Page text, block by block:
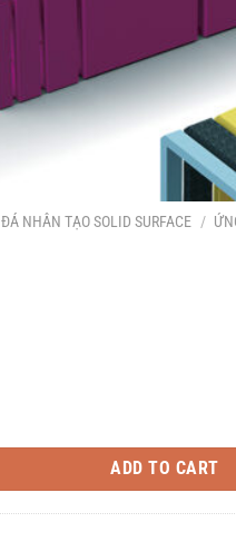
ĐÁ NHÂN TẠO SOLID SURFACE /
ADD TO CART